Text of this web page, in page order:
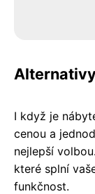
I když je
cenou a
nejlepší
které splní
funkčnost.